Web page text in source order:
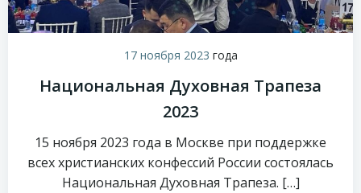
17 ноября 2023 года
Национальная Духовная Трапеза
2023
15 ноября 2023 года в Москве при поддержке
всех христианских конфессий России состоялась
Национальная Духовная Трапеза. […]